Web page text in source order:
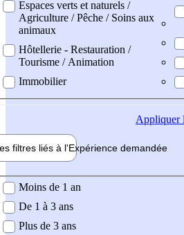
Espaces verts et naturels /
Agriculture / Pêche / Soins aux
animaux
Hôtellerie - Restauration /
Tourisme / Animation
Immobilier
Appliquer
filtres liés à l'Expérience demandée
demandée
Moins de 1 an
De 1 à 3 ans
Plus de 3 ans